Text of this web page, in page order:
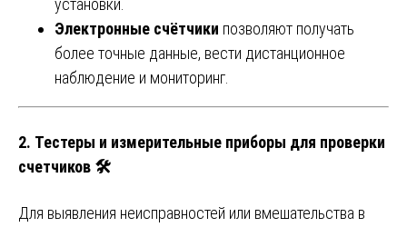
установки.
Электронные счётчики позволяют получать
более точные данные, вести дистанционное
наблюдение и мониторинг.
2. Тестеры и измерительные приборы для проверки
счетчиков 🛠️
Для выявления неисправностей или вмешательства в